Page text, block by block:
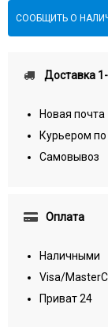
СООБЩИТЬ О
Доставка
Новая почта
Курьером
Самовывоз
Оплата
Наличными
Visa/
Приват 24